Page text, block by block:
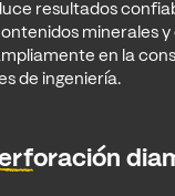
resultados
minerales y
en la
de ingeniería.